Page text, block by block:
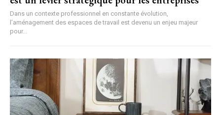
Dans un contexte professionnel en constante évolution,
l’aménagement des espaces de travail est devenu un enjeu majeur
pour...